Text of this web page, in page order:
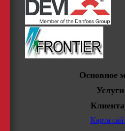
Основное
Услуги
Карта